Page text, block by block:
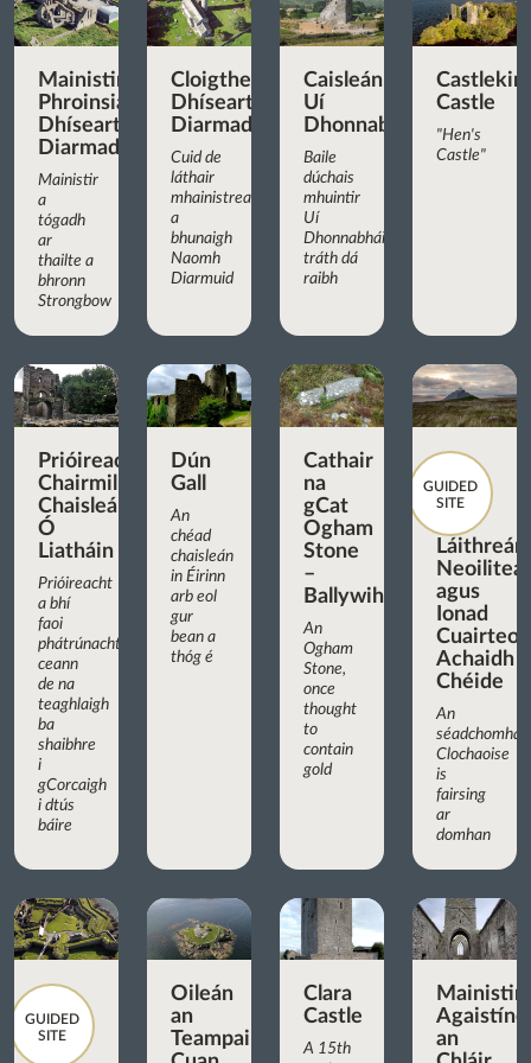
Mainistir
Phroinsiasach
Dhíseart
Diarmada
Mainistir
a
tógadh
ar
thailte a
bhronn
Strongbow
Cloigtheach
Dhíseart
Diarmada
Cuid de
láthair
mhainistreach
a
bhunaigh
Naomh
Diarmuid
Caisleán
Uí
Dhonnabháin
Baile
dúchais
mhuintir
Uí
Dhonnabháin
tráth dá
raibh
Castle
"Hen's
Castle"
Prióireacht
Chairmilíteach
Chaisleán
Ó
Liatháin
Prióireacht
a bhí
faoi
phátrúnacht
ceann
de na
teaghlaigh
ba
shaibhre
i
gCorcaigh
i dtús
báire
Dún
Gall
An
chéad
chaisleán
in Éirinn
arb eol
gur
bean a
thóg é
Cathair
na
gCat
Ogham
Stone
–
Ballywiheen
An
Ogham
Stone,
once
thought
to
contain
gold
GUIDED
SITE
Láithreán
agus
Ionad
Achaidh
Chéide
An
Clochaoise
is
fairsing
ar
domhan
GUIDED
SITE
Oileán
an
Teampaill,
Clara
Castle
A 15th
Mainistir
an